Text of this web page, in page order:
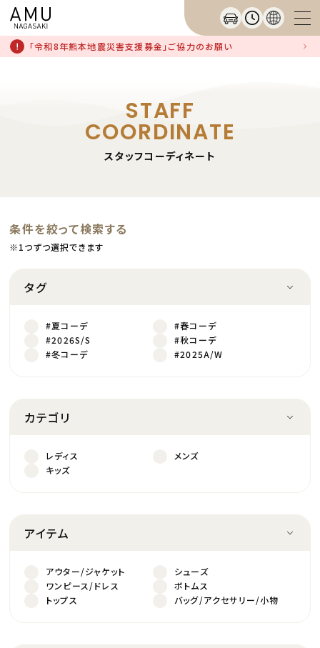
「令和8年熊本地震災害支援募金」ご協力のお願い
STAFF
COORDINATE
スタッフコーディネート
条件を絞って検索する
※1つずつ選択できます
タグ
#夏コーデ
#春コーデ
#2026S/S
#秋コーデ
#冬コーデ
#2025A/W
カテゴリ
レディス
メンズ
キッズ
アイテム
アウター/ジャケット
シューズ
ワンピース/ドレス
ボトムス
トップス
バッグ/アクセサリー/小物